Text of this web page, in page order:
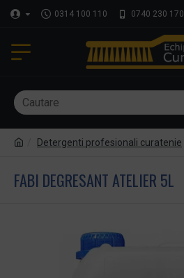
0314 100 110 0740 230 170
Detergenti profesionali curatenie
FABI DEGRESANT ATELIER 5L